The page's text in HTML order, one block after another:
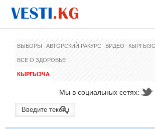
ВЫБОРЫ АВТОРСКИЙ РАКУРС ВИДЕО
ВСЕ О ЗДОРОВЬЕ
КЫРГЫЗЧА
Мы в социальных сетях: